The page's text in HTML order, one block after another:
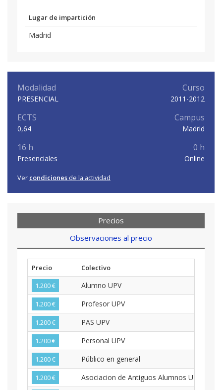
Lugar de impartición
Madrid
Modalidad
PRESENCIAL
Curso
2011-2012
ECTS
0,64
Campus
Madrid
16 h
Presenciales
0 h
Online
Ver condiciones de la actividad
Precios
Observaciones al precio
Precio
Colectivo
1.200 €
Alumno UPV
1.200 € Profesor UPV
1.200 € PAS UPV
1.200 € Personal UPV
1.200 € Público en general
1.200 € Asociacion de Antiguos Alumnos UPV